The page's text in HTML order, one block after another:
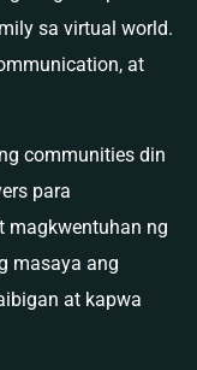
sa virtual world.
at
communities din
para
magkwentuhan ng
masaya ang
at kapwa